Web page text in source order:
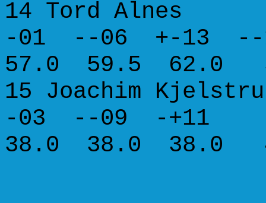
14 Tord
-01 --06 +-13
57.0 59.5 62.0
15 Joachim
-03 --
38.0 38.0 38.0